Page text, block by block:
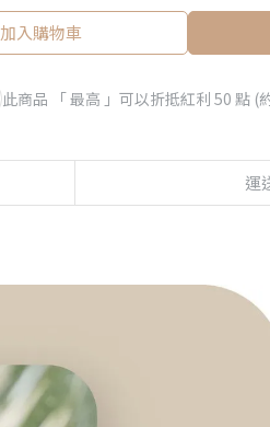
加入購物車
此商品 「 最高 」可以折抵紅利 50 點 (
運